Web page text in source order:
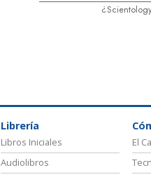
Librería
Libros Iniciales
Audiolibros
El